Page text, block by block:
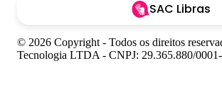
SAC Libras
© 2026 Copyright - Todos os direitos
Tecnologia LTDA - CNPJ: 29.365.880/0001-